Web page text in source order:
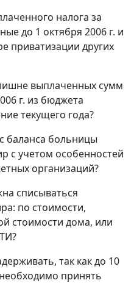
налога за
до 1 октября 2006 г. и
приватизации других
выплаченных сумм
г. из бюджета
текущего года?
баланса больницы
с учетом особенностей
организаций?
списываться
по стоимости,
стоимости дома, или
так как до 10
принять